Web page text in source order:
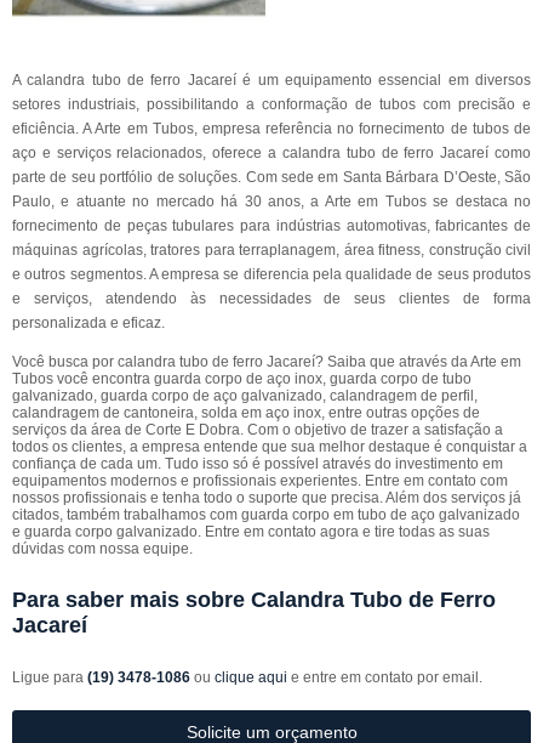
A calandra tubo de ferro Jacareí é um equipamento essencial em diversos
setores industriais, possibilitando a conformação de tubos com precisão e
eficiência. A Arte em Tubos, empresa referência no fornecimento de tubos de
aço e serviços relacionados, oferece a calandra tubo de ferro Jacareí como
parte de seu portfólio de soluções. Com sede em Santa Bárbara D’Oeste, São
Paulo, e atuante no mercado há 30 anos, a Arte em Tubos se destaca no
fornecimento de peças tubulares para indústrias automotivas, fabricantes de
máquinas agrícolas, tratores para terraplanagem, área fitness, construção civil
e outros segmentos. A empresa se diferencia pela qualidade de seus produtos
e serviços, atendendo às necessidades de seus clientes de forma
personalizada e eficaz.
Você busca por calandra tubo de ferro Jacareí? Saiba que através da Arte em
Tubos você encontra guarda corpo de aço inox, guarda corpo de tubo
galvanizado, guarda corpo de aço galvanizado, calandragem de perfil,
calandragem de cantoneira, solda em aço inox, entre outras opções de
serviços da área de Corte E Dobra. Com o objetivo de trazer a satisfação a
todos os clientes, a empresa entende que sua melhor destaque é conquistar a
confiança de cada um. Tudo isso só é possível através do investimento em
equipamentos modernos e profissionais experientes. Entre em contato com
nossos profissionais e tenha todo o suporte que precisa. Além dos serviços já
citados, também trabalhamos com guarda corpo em tubo de aço galvanizado
e guarda corpo galvanizado. Entre em contato agora e tire todas as suas
dúvidas com nossa equipe.
Para saber mais sobre Calandra Tubo de Ferro
Jacareí
Ligue para (19) 3478-1086 ou clique aqui e entre em contato por email.
Solicite um orçamento